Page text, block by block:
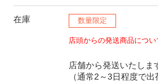
在庫 数量限定
店頭からの発送商品につい
店舗から発送いたしま
（通常2～3日程度で出